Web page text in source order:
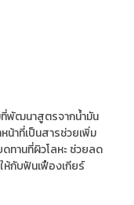
ที่พัฒนาสูตรจากน้ำมัน
าที่เป็นสารช่วยเพิ่ม
ทานที่ผิวโลหะ ช่วยลด
กับฟันเฟืองเกียร์